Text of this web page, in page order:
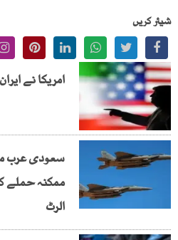
شیئر کریں
امریکا نے
سعودی عرب
ممکنہ حملے
الرٹ